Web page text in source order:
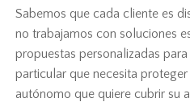
Sabemos que cada cliente es
no trabajamos con soluciones
propuestas personalizadas
particular que necesita
autónomo que quiere cubrir su